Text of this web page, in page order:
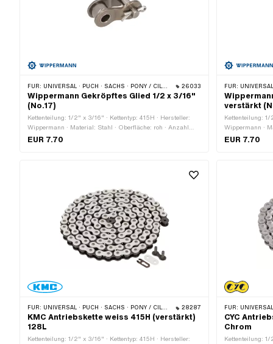
FÜR: UNIVERSAL · PUCH · SACHS · PONY / CILO (BETA 521 & 512) · ZÜNDAPP BELMONDO · TOMOS · BYE BIKE 26033
Wippermann Gekröpftes Glied 1/2 x 3/16"
(No.17)
Kettenteilung: 1/2" x 3/16" · Kettentyp: 415H · Hersteller:
Wippermann · Material: Stahl · Oberfläche: roh · Anzahl
Kettenglieder: 1 Stk. · Kettenschloss-Art: Gekröpftes Glied ·
EUR 7.70
FÜR: UNIVERSAL · PUCH ·
verstärkt
Kettenteilung: 1/
Wippermann ·
Kettenglieder: 1
EUR 7.70
FÜR: UNIVERSAL · PUCH · SACHS · PONY / CILO (BETA 521 & 512) · ZÜNDAPP BELMONDO · TOMOS · BYE BIKE 28287
KMC Antriebskette weiss 415H (verstärkt)
128L
Kettenteilung: 1/2" x 3/16" · Kettentyp: 415H · Hersteller:
FÜR: UNIVERSAL · PUCH ·
CYC
Chrom
Kettenteilung: 1/